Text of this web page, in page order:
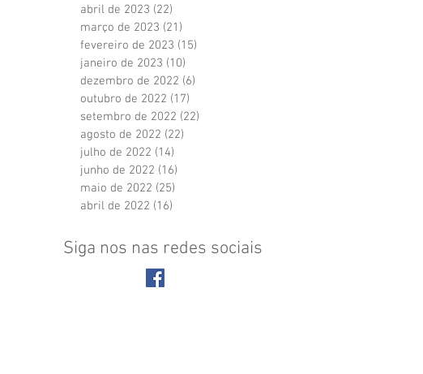
abril de 2023 (22)
março de 2023 (21)
fevereiro de 2023 (15)
janeiro de 2023 (10)
dezembro de 2022 (6)
outubro de 2022 (17)
setembro de 2022 (22)
agosto de 2022 (22)
julho de 2022 (14)
junho de 2022 (16)
maio de 2022 (25)
abril de 2022 (16)
Siga nos nas redes sociais